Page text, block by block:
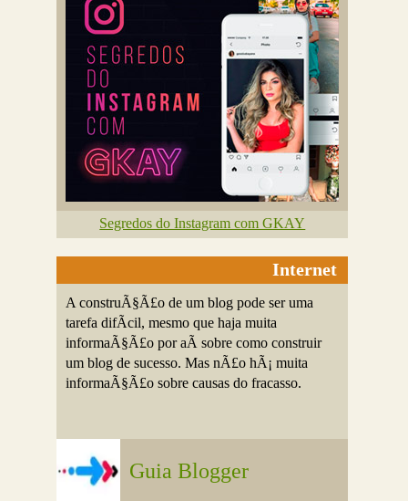
Segredos do Instagram com GKAY
Internet
A construÃ§Ã£o de um blog pode ser uma
tarefa difÃ­cil, mesmo que haja muita
informaÃ§Ã£o por aÃ­ sobre como construir
um blog de sucesso. Mas nÃ£o hÃ¡ muita
informaÃ§Ã£o sobre causas do fracasso.
Guia Blogger